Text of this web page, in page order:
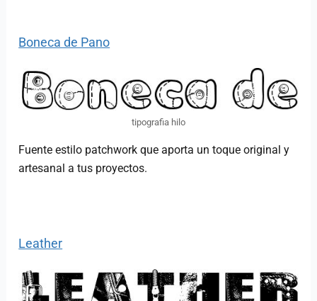
Boneca de Pano
tipografia hilo
Fuente estilo patchwork que aporta un toque original y
artesanal a tus proyectos.
Leather